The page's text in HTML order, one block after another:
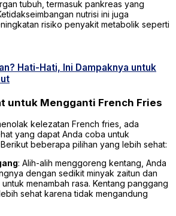
tubuh, termasuk pankreas yang
nutrisi ini juga
risiko penyakit metabolik seperti
Hati-Hati, Ini Dampaknya untuk
untuk Mengganti French Fries
kelezatan French fries, ada
yang dapat Anda coba untuk
beberapa pilihan yang lebih sehat:
: Alih-alih menggoreng kentang, Anda
dengan sedikit minyak zaitun dan
menambah rasa. Kentang panggang
sehat karena tidak mengandung